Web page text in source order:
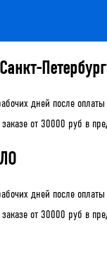
дней после
от 30000 руб в
дней после
заказе от 30000 руб в